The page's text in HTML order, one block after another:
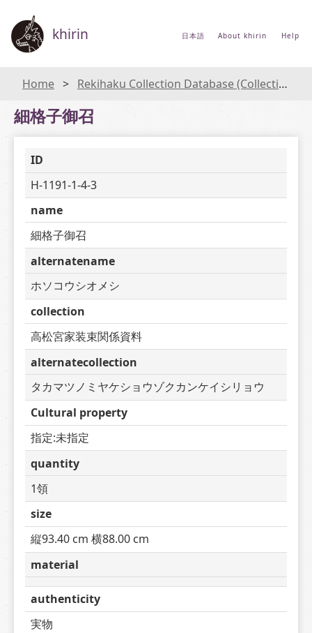
khirin 日本語 About khirin Help
Home Rekihaku Collection Database (Collections Database of the National Museum of Japanese History)
細格子御召
ID
H-1191-1-4-3
name
細格子御召
alternatename
ホソコウシオメシ
collection
高松宮家装束関係資料
alternatecollection
タカマツノミヤケショウゾクカンケイシリョウ
Cultural property
指定:未指定
quantity
1領
size
縦93.40 cm 横88.00 cm
material
authenticity
実物